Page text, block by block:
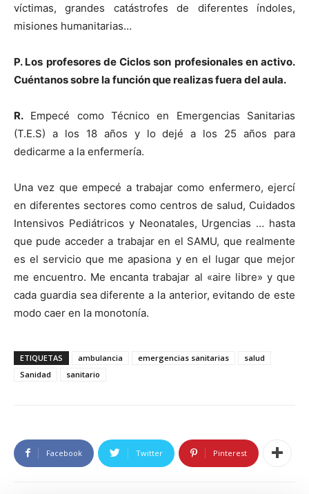
víctimas, grandes catástrofes de diferentes índoles,
misiones humanitarias…
P. Los profesores de Ciclos son profesionales en activo.
Cuéntanos sobre la función que realizas fuera del aula.
R. Empecé como Técnico en Emergencias Sanitarias
(T.E.S) a los 18 años y lo dejé a los 25 años para
dedicarme a la enfermería.
Una vez que empecé a trabajar como enfermero, ejercí
en diferentes sectores como centros de salud, Cuidados
Intensivos Pediátricos y Neonatales, Urgencias … hasta
que pude acceder a trabajar en el SAMU, que realmente
es el servicio que me apasiona y en el lugar que mejor
me encuentro. Me encanta trabajar al «aire libre» y que
cada guardia sea diferente a la anterior, evitando de este
modo caer en la monotonía.
ETIQUETAS ambulancia emergencias sanitarias
salud
Sanidad
sanitario
Facebook Twitter Pinterest